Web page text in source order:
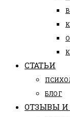
СТАТЬИ
БЛОГ
ОТЗЫВЫ